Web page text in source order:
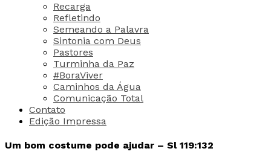
Recarga
Refletindo
Semeando a Palavra
Sintonia com Deus
Pastores
Turminha da Paz
#BoraViver
Caminhos da Água
Comunicação Total
Contato
Edição Impressa
Um bom costume pode ajudar – Sl 119:132